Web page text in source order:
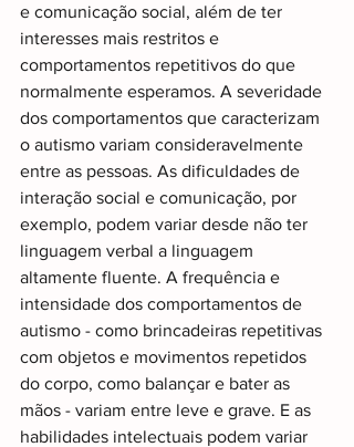
e comunicação social, além de ter
interesses mais restritos e
comportamentos repetitivos do que
normalmente esperamos. A severidade
dos comportamentos que caracterizam
o autismo variam consideravelmente
entre as pessoas. As dificuldades de
interação social e comunicação, por
exemplo, podem variar desde não ter
linguagem verbal a linguagem
altamente fluente. A frequência e
intensidade dos comportamentos de
autismo - como brincadeiras repetitivas
com objetos e movimentos repetidos
do corpo, como balançar e bater as
mãos - variam entre leve e grave. E as
habilidades intelectuais podem variar